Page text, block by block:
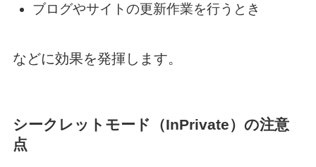
ブログやサイトの更新作業を行うとき
などに効果を発揮します。
シークレットモード（InPrivate）の注意
点